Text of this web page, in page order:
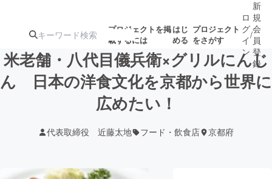
プロジェクトを掲
載するには
はじ
める
プロジェクト
をさがす
注目の新着プロ募集終了が近いプ
ロ
グ
イ
ン
/
新
規
会
員
登
録
米老舗・八代目儀兵衛×グリルにんじ
ん 日本の洋食文化を京都から世界に
広めたい！
代表取締役 近藤太地 フード・飲食店 京都府